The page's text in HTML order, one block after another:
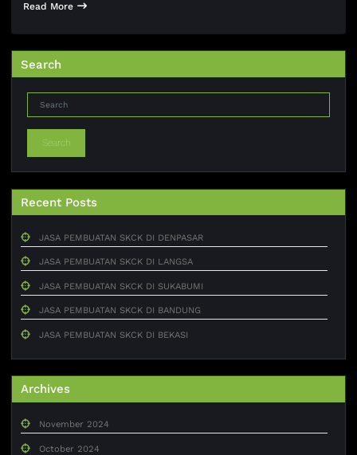
Read More
Search
Search
Recent Posts
JASA PEMBUATAN SKCK DI DENPASAR
JASA PEMBUATAN SKCK DI LANGSA
JASA PEMBUATAN SKCK DI SUKABUMI
JASA PEMBUATAN SKCK DI BANDUNG
JASA PEMBUATAN SKCK DI BEKASI
Archives
November 2024
October 2024